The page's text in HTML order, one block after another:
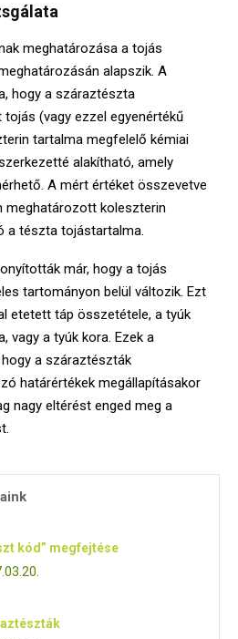
meghatározása a tojás
alapszik. A
hogy a száraztészta
(vagy ezzel egyenértékű
tartalma megfelelő kémiai
alakítható, amely
A mért értéket összevetve
meghatározott koleszterin
a tészta tojástartalma.
már, hogy a tojás
tartományon belül változik. Ezt
etetett táp összetétele, a tyúk
vagy a tyúk kora. Ezek a
a száraztészták
határértékek megállapításakor
nagy eltérést enged meg a
kód” megfejtése